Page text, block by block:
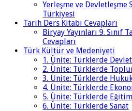
Yerleşme ve Devletleşme
Türkiyesi
Tarih Ders Kitabı Cevapları
Biryay Yayınları 9. Sınıf
Cevapları
Türk Kültür ve Medeniyeti
1. Ünite: Türklerde
2. Ünite: Türklerde
3. Ünite: Türklerde
4. Ünite: Türklerde
5. Ünite: Türklerde Eğitim
6. Ünite: Türklerde Sanat